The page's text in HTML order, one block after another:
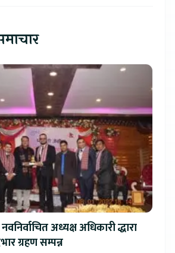
अध्यक्ष अधिकारी द्धारा
ग्रहण सम्पन्न